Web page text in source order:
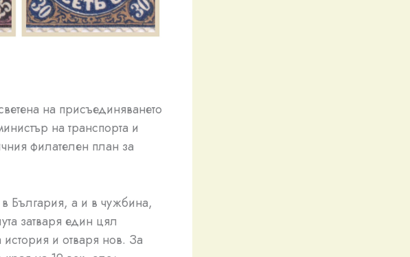
на присъединяването
на транспорта и
филателен план за
в България, а и в чужбина,
затваря един цял
и отваря нов. За